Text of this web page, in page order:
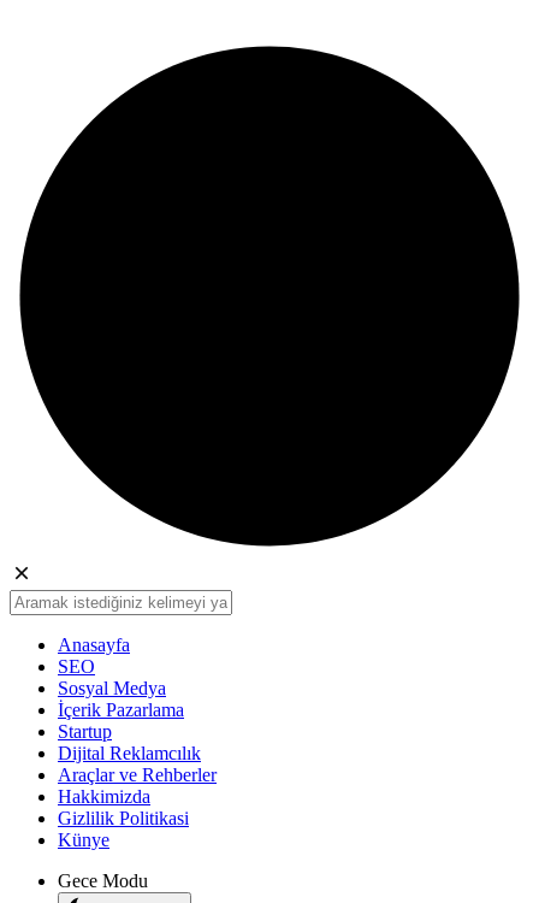
Anasayfa
SEO
Sosyal Medya
İçerik Pazarlama
Startup
Dijital Reklamcılık
Araçlar ve Rehberler
Hakkimizda
Gizlilik Politikasi
Künye
Gece Modu